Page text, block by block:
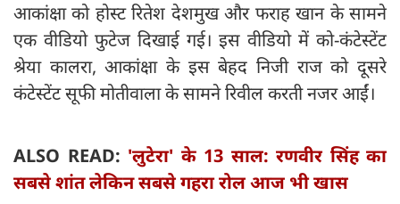
आकांक्षा को होस्ट रितेश देशमुख और फराह खान के सामने
एक वीडियो फुटेज दिखाई गई। इस वीडियो में को-कंटेस्टेंट
श्रेया कालरा, आकांक्षा के इस बेहद निजी राज को दूसरे
कंटेस्टेंट सूफी मोतीवाला के सामने रिवील करती नजर आईं।
ALSO READ: 'लुटेरा' के 13 साल: रणवीर सिंह का
सबसे शांत लेकिन सबसे गहरा रोल आज भी खास